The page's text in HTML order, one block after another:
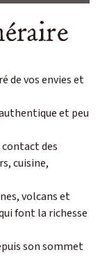
de vos envies et
et peu
des
cuisine,
volcans et
font la richesse
son sommet